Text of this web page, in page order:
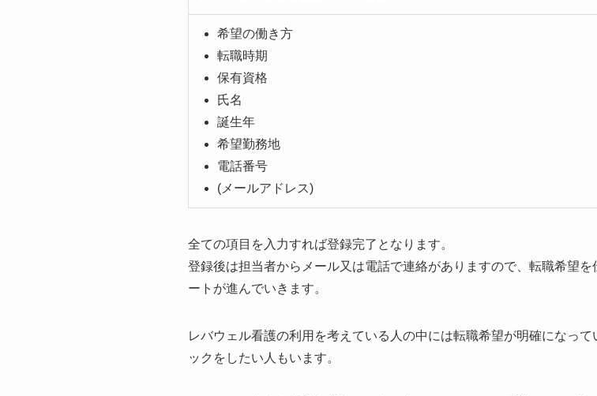
希望の働き方
転職時期
保有資格
氏名
誕生年
希望勤務地
電話番号
(メールアドレス)
全ての項目を入力すれば登録完了となります。
登録後は担当者からメール又は電話で連絡がありますので、転職希望
ートが進んでいきます。
レバウェル看護の利用を考えている人の中には転職希望が明確になっ
ックをしたい人もいます。